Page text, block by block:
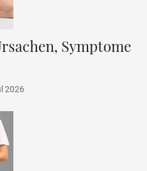
Symptome
2026